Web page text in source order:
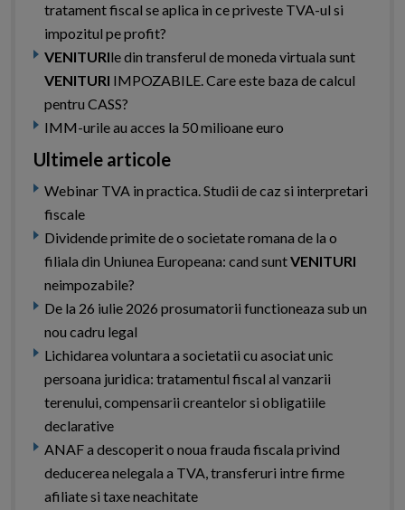
tratament fiscal se aplica in ce priveste TVA-ul si
impozitul pe profit?
VENITURIle din transferul de moneda virtuala sunt
VENITURI IMPOZABILE. Care este baza de calcul
pentru CASS?
IMM-urile au acces la 50 milioane euro
Ultimele articole
Webinar TVA in practica. Studii de caz si interpretari
fiscale
Dividende primite de o societate romana de la o
filiala din Uniunea Europeana: cand suntVENITURI
neimpozabile?
De la 26 iulie 2026 prosumatorii functioneaza sub un
nou cadru legal
Lichidarea voluntara a societatii cu asociat unic
persoana juridica: tratamentul fiscal al vanzarii
terenului, compensarii creantelor si obligatiile
declarative
ANAF a descoperit o noua frauda fiscala privind
deducerea nelegala a TVA, transferuri intre firme
afiliate si taxe neachitate